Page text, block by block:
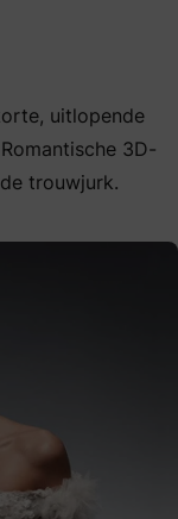
uitlopende
3D-
trouwjurk.